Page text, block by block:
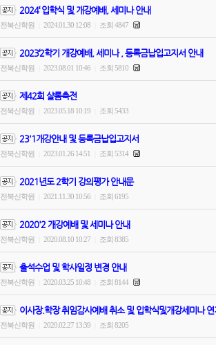
2024‘ 입학식 및 개강예배, 세미나 안내
전북신학원 2024.01.30 12:08 조회 4847
2023‘2학기 개강예배, 세미나 , 등록금납입고지서 안내
전북신학원 2023.08.01 10:46 조회 5810
제42회 샬롬축전
전북신학원 2023.05.18 10:19 조회 5433
23'1개강안내 및 등록금납입고지서
전북신학원 2023.01.26 14:51 조회 5314
2021년도 2학기 강의평가 안내문
전북신학원 2021.11.30 10:56 조회 6195
2020'2 개강예배 및 세미나 안내
전북신학원 2020.08.10 10:27 조회 8385
출석수업 및 학사일정 변경 안내
전북신학원 2020.03.25 10:48 조회 8144
이사장.학장 취임감사예배 취소 및 입학식및개강세미나 연
전북신학원 2020.02.27 13:39 조회 8205